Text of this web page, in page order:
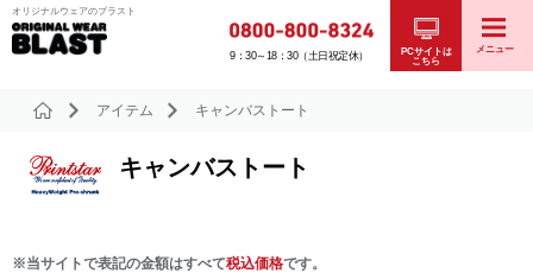
オリジナルウェアのブラスト
9：30～18：30（土日祝定休）
PCサイトは
こちら
メニュー
アイテム キャンバストート
キャンバストート
※当サイトで表記の金額はすべて税込価格です。